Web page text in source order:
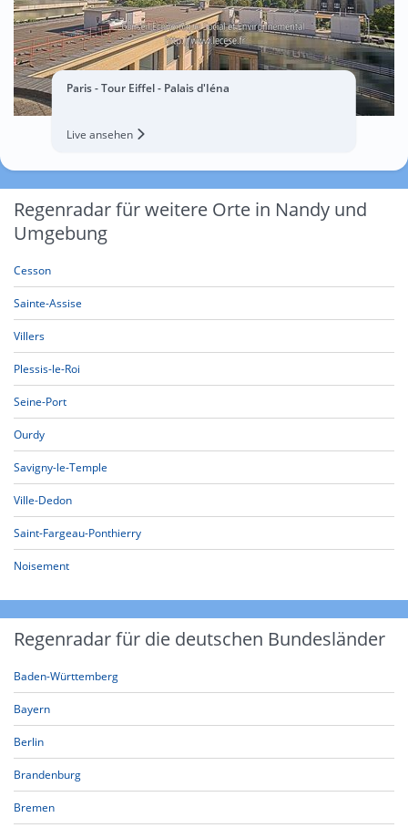
Paris - Tour Eiffel - Palais d'Iéna
Live ansehen
Regenradar für weitere Orte in Nandy und
Umgebung
Cesson
Sainte-Assise
Villers
Plessis-le-Roi
Seine-Port
Ourdy
Savigny-le-Temple
Ville-Dedon
Saint-Fargeau-Ponthierry
Noisement
Regenradar für die deutschen Bundesländer
Baden-Württemberg
Bayern
Berlin
Brandenburg
Bremen